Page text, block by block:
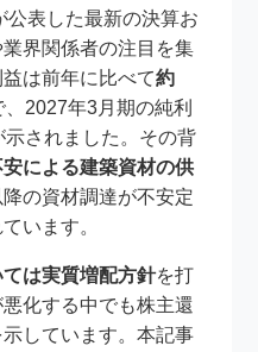
公表した最新の決算お
界関係者の注目を集
は前年に比べて約
2027年3月期の純利
示されました。その背
による建築資材の供
の資材調達が不安定
います。
は実質増配方針を打
化する中でも株主還
しています。本記事